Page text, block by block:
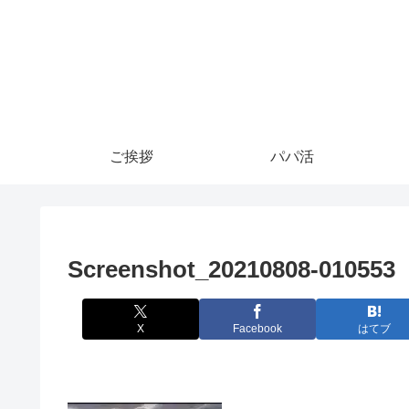
ご挨拶 パパ活
Screenshot_20210808-010553
X Facebook はてブ